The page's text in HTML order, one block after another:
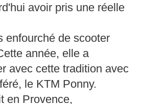
avoir pris une réelle
enfourché de scooter
année, elle a
avec cette tradition avec
le KTM Ponny.
en Provence,